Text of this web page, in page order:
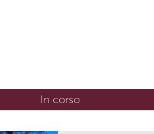
In corso(scheda attiva)